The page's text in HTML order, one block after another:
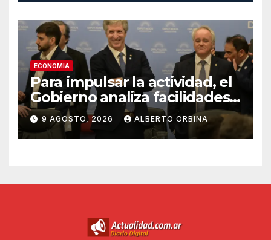
ECONOMIA
Para impulsar la actividad, el
Gobierno analiza facilidades
para que los bancos puedan
prestar dólares
9 AGOSTO, 2026 ALBERTO ORBINA